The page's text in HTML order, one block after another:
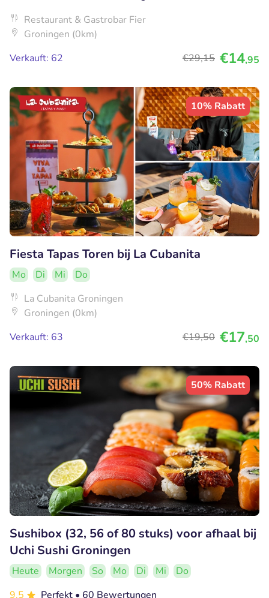
Restaurant & Gastrobar Fier
Groningen (0km)
Verkauft: 62
€29,15 €14,95
10% Rabatt
Fiesta Tapas Toren bij La Cubanita
Mo Di Mi
Do
La Cubanita Groningen
Groningen (0km)
Verkauft: 63
€19,50 €17,50
50% Rabatt
Sushibox (32, 56 of 80 stuks) voor afhaal bij
Uchi Sushi Groningen
Heute Morgen So Mo Di Mi
Do
9.5
Perfekt • 60 Bewertungen